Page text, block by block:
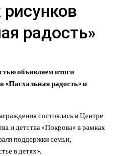
рисунков
радость»
объявляем итоги
«Пасхальная радость» и
состоялась в Центре
и детства «Покрова» в рамках
поддержки семьи,
в детях».